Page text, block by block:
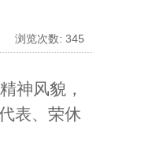
浏览次数: 345
神风貌，
表、荣休